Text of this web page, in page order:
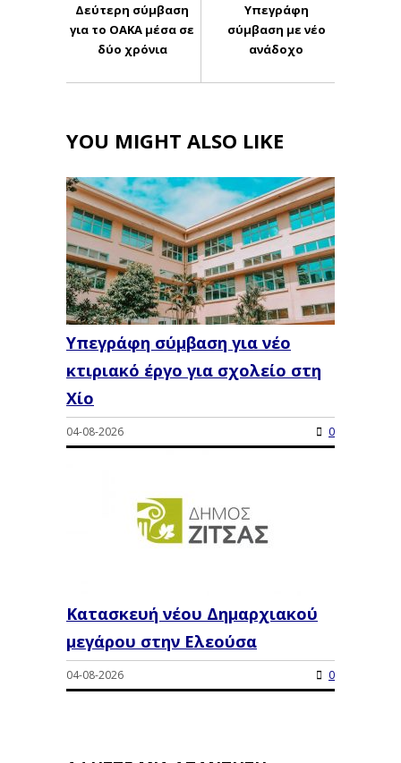
Δεύτερη σύμβαση
για το ΟΑΚΑ μέσα σε
δύο χρόνια
Υπεγράφη
σύμβαση με νέο
ανάδοχο
YOU MIGHT ALSO LIKE
Υπεγράφη σύμβαση για νέο
κτιριακό έργο για σχολείο στη
Χίο
04-08-2026 0
Κατασκευή νέου Δημαρχιακού
μεγάρου στην Ελεούσα
04-08-2026 0